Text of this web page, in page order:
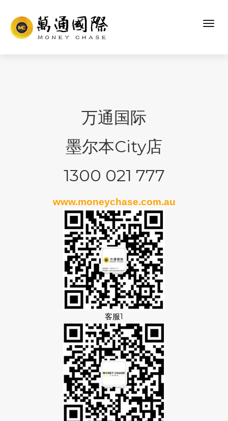
万通国际
墨尔本City店
1300 021 777
www.moneychase.com.au
客服1